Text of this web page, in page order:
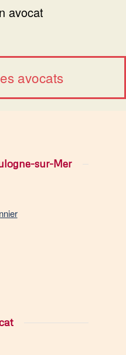
avocat
avocats
sur-Mer